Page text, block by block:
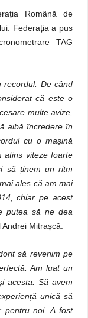
Română de
Federația a pus
TAG
recordul. De când
că este o
multe avize,
aibă încredere în
cu o mașină
atins viteze foarte
să ținem un ritm
ales că am mai
chiar pe acest
putea să ne dea
Mitrașcă.
să revenim pe
Am luat un
acesta. Să avem
unică să
pentru noi. A fost